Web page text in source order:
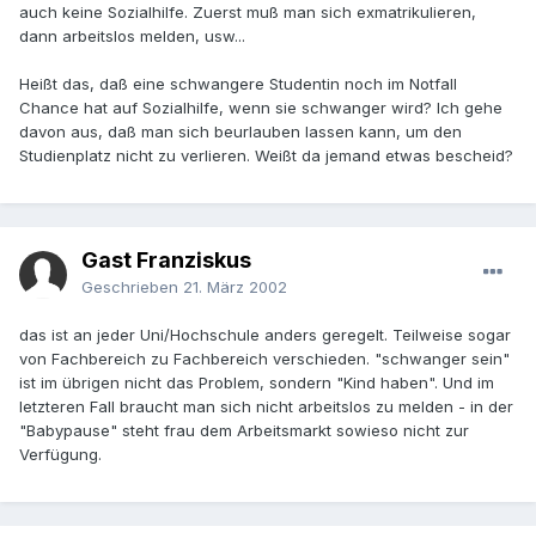
auch keine Sozialhilfe. Zuerst muß man sich exmatrikulieren,
dann arbeitslos melden, usw...
Heißt das, daß eine schwangere Studentin noch im Notfall
Chance hat auf Sozialhilfe, wenn sie schwanger wird? Ich gehe
davon aus, daß man sich beurlauben lassen kann, um den
Studienplatz nicht zu verlieren. Weißt da jemand etwas bescheid?
Gast Franziskus
Geschrieben 21. März 2002
das ist an jeder Uni/Hochschule anders geregelt. Teilweise sogar
von Fachbereich zu Fachbereich verschieden. "schwanger sein"
ist im übrigen nicht das Problem, sondern "Kind haben". Und im
letzteren Fall braucht man sich nicht arbeitslos zu melden - in der
"Babypause" steht frau dem Arbeitsmarkt sowieso nicht zur
Verfügung.